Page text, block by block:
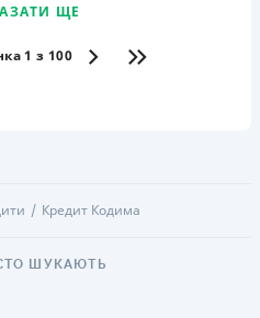
ЩЕ
1 з 100
Кредит Кодима
ШУКАЮТЬ